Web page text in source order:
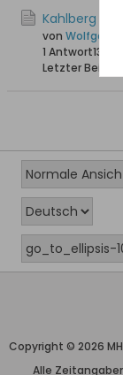
Kahlberg
von Wolfgang
1 Antwort
Letzter Beitrag
Copyright © 2026
Alle